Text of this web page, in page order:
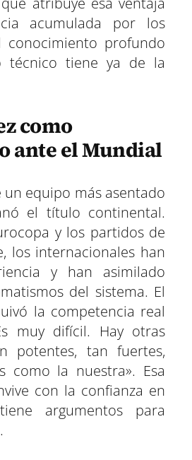
acumulada por los
conocimiento profundo
técnico tiene ya de la
como
ante el Mundial
un equipo más asentado
el título continental.
y los partidos de
los internacionales han
y han asimilado
del sistema. El
la competencia real
muy difícil. Hay otras
potentes, tan fuertes,
como la nuestra». Esa
con la confianza en
argumentos para